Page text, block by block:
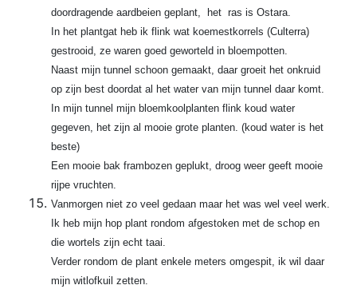
doordragende aardbeien geplant, het ras is Ostara.
In het plantgat heb ik flink wat koemestkorrels (Culterra)
gestrooid, ze waren goed geworteld in bloempotten.
Naast mijn tunnel schoon gemaakt, daar groeit het onkruid
op zijn best doordat al het water van mijn tunnel daar komt.
In mijn tunnel mijn bloemkoolplanten flink koud water
gegeven, het zijn al mooie grote planten. (koud water is het
beste)
Een mooie bak frambozen geplukt, droog weer geeft mooie
rijpe vruchten.
Vanmorgen niet zo veel gedaan maar het was wel veel werk.
Ik heb mijn hop plant rondom afgestoken met de schop en
die wortels zijn echt taai.
Verder rondom de plant enkele meters omgespit, ik wil daar
mijn witlofkuil zetten.